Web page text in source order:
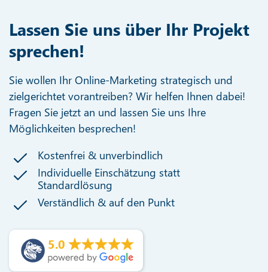
Lassen Sie uns über Ihr Projekt
sprechen!
Sie wollen Ihr Online-Marketing strategisch und
zielgerichtet vorantreiben? Wir helfen Ihnen dabei!
Fragen Sie jetzt an und lassen Sie uns Ihre
Möglichkeiten besprechen!
Kostenfrei & unverbindlich
Individuelle Einschätzung statt
Standardlösung
Verständlich & auf den Punkt
5.0